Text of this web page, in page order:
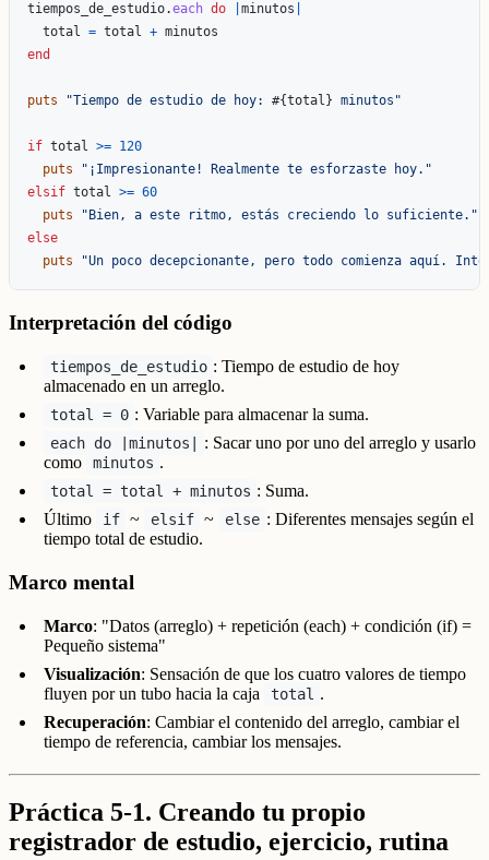
tiempos_de_estudio.each do minutos
total = total + minutos
end
puts "Tiempo de estudio de hoy: #{total } minutos"
if total >= 120
puts
"¡Impresionante! Realmente te esforzaste hoy."
elsif total >= 60
puts
"Bien, a este ritmo, estás creciendo lo suficiente."
else
puts
"Un poco decepcionante, pero todo comienza aquí.
Interpretación del código
tiempos_de_estudio : Tiempo de estudio de hoy
almacenado en un arreglo.
total = 0 : Variable para almacenar la suma.
each do |minutos|
: Sacar uno por uno del arreglo y usarlo
como
minutos .
total = total + minutos : Suma.
Último
if ~ elsif ~ else : Diferentes mensajes según el
tiempo total de estudio.
Marco mental
Marco: "Datos (arreglo) + repetición (each) + condición (if) =
Pequeño sistema"
Visualización: Sensación de que los cuatro valores de tiempo
fluyen por un tubo hacia la caja
total .
Recuperación: Cambiar el contenido del arreglo, cambiar el
tiempo de referencia, cambiar los mensajes.
Práctica 5-1. Creando tu propio
registrador de estudio, ejercicio, rutina